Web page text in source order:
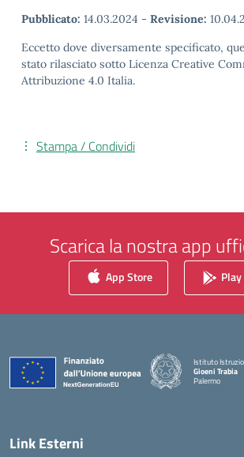
Pubblicato: 14.03.2024 - Revisione:
Eccetto dove diversamente specificato,
stato rilasciato sotto Licenza Creative
Attribuzione 4.0 Italia.
Stampa / Condividi
Scarica la nostra app
App Store
Istituto
Gioeni Trabia
Palermo
Link Esterni